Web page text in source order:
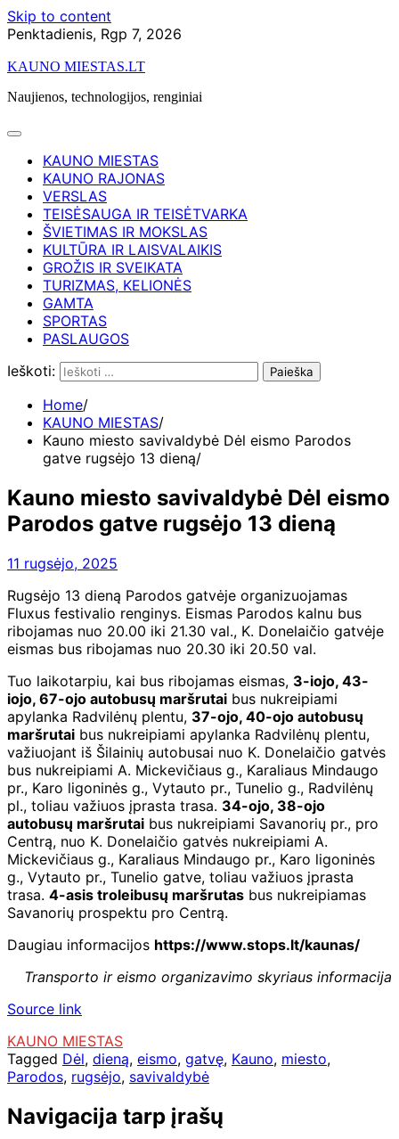
Skip to content
Penktadienis, Rgp 7, 2026
KAUNO MIESTAS.LT
Naujienos, technologijos, renginiai
KAUNO MIESTAS
KAUNO RAJONAS
VERSLAS
TEISĖSAUGA IR TEISĖTVARKA
ŠVIETIMAS IR MOKSLAS
KULTŪRA IR LAISVALAIKIS
GROŽIS IR SVEIKATA
TURIZMAS, KELIONĖS
GAMTA
SPORTAS
PASLAUGOS
Ieškoti:
Home
KAUNO MIESTAS
Kauno miesto savivaldybė Dėl eismo Parodos
gatve rugsėjo 13 dieną
Kauno miesto savivaldybė Dėl eismo
Parodos gatve rugsėjo 13 dieną
11 rugsėjo, 2025
Rugsėjo 13 dieną Parodos gatvėje organizuojamas
Fluxus festivalio renginys. Eismas Parodos kalnu bus
ribojamas nuo 20.00 iki 21.30 val., K. Donelaičio gatvėje
eismas bus ribojamas nuo 20.30 iki 20.50 val.
Tuo laikotarpiu, kai bus ribojamas eismas, 3-iojo, 43-
iojo, 67-ojo autobusų maršrutai bus nukreipiami
apylanka Radvilėnų plentu, 37-ojo, 40-ojo autobusų
maršrutai bus nukreipiami apylanka Radvilėnų plentu,
važiuojant iš Šilainių autobusai nuo K. Donelaičio gatvės
bus nukreipiami A. Mickevičiaus g., Karaliaus Mindaugo
pr., Karo ligoninės g., Vytauto pr., Tunelio g., Radvilėnų
pl., toliau važiuos įprasta trasa. 34-ojo, 38-ojo
autobusų maršrutai bus nukreipiami Savanorių pr., pro
Centrą, nuo K. Donelaičio gatvės nukreipiami A.
Mickevičiaus g., Karaliaus Mindaugo pr., Karo ligoninės
g., Vytauto pr., Tunelio gatve, toliau važiuos įprasta
trasa. 4-asis troleibusų maršrutas bus nukreipiamas
Savanorių prospektu pro Centrą.
Daugiau informacijos https://www.stops.lt/kaunas/
Transporto ir eismo organizavimo skyriaus informacija
Source link
KAUNO MIESTAS
Tagged Dėl, dieną, eismo, gatvę, Kauno, miesto,
Parodos, rugsėjo, savivaldybė
Navigacija tarp įrašų